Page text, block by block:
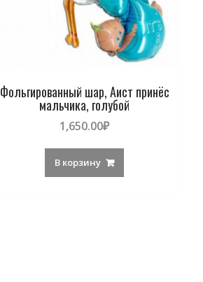
Фольгированный шар, Аист принёс
мальчика, голубой
1,650.00₽
В корзину